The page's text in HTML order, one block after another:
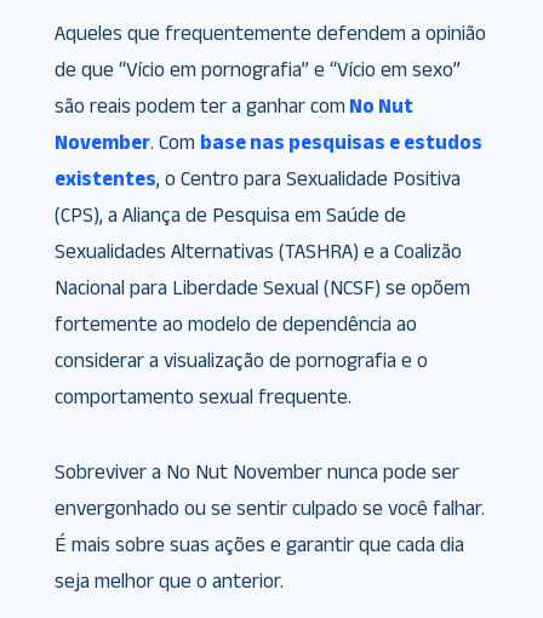
Aqueles que frequentemente defendem a opinião
de que “Vício em pornografia” e “Vício em sexo”
são reais podem ter a ganhar com No Nut
November. Com base nas pesquisas e estudos
existentes, o Centro para Sexualidade Positiva
(CPS), a Aliança de Pesquisa em Saúde de
Sexualidades Alternativas (TASHRA) e a Coalizão
Nacional para Liberdade Sexual (NCSF) se opõem
fortemente ao modelo de dependência ao
considerar a visualização de pornografia e o
comportamento sexual frequente.
Sobreviver a No Nut November nunca pode ser
envergonhado ou se sentir culpado se você falhar.
É mais sobre suas ações e garantir que cada dia
seja melhor que o anterior.